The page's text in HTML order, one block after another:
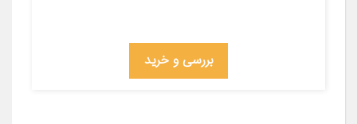
بررسی و خرید